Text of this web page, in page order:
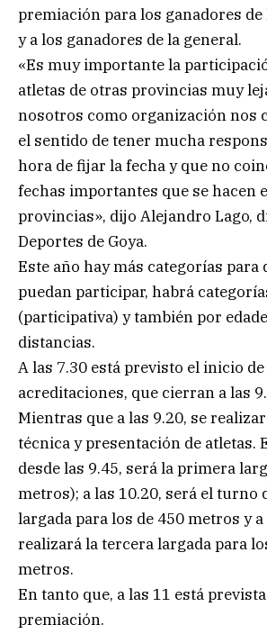
premiación para los ganadores de
y a los ganadores de la general.
«Es muy importante la
atletas de otras provincias muy
nosotros como organización nos
el sentido de tener mucha
hora de fijar la fecha y que no
fechas importantes que se hacen
provincias», dijo Alejandro Lago,
Deportes de Goya.
Este año hay más categorías para
puedan participar, habrá
(participativa) y también por
distancias.
A las 7.30 está previsto el inicio de
acreditaciones, que cierran a las
Mientras que a las 9.20, se
técnica y presentación de atletas.
desde las 9.45, será la primera
metros); a las 10.20, será el turno
largada para los de 450 metros y a
realizará la tercera largada para
metros.
En tanto que, a las 11 está
premiación.